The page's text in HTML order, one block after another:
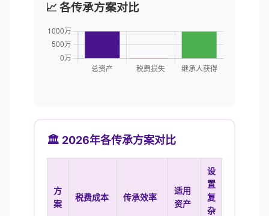
📈 各传承方案对比
🏛️ 2026年各传承方案对比
方
案
税费成本 传承效率
适用
资产
设
置
复
杂